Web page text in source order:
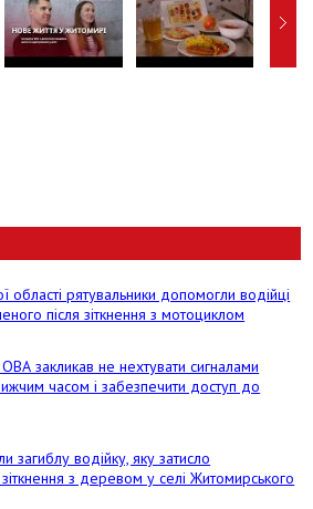
області рятувальники допомогли водійці
після зіткнення з мотоциклом
закликав не нехтувати сигналами
часом і забезпечити доступ до
загиблу водійку, яку затисло
зіткнення з деревом у селі Житомирського